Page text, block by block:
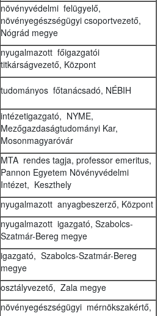
növényvédelmi felügyelő,
növényegészségügyi csoportvezető,
Nógrád megye
nyugalmazott főigazgatói
titkárságvezető, Központ
tudományos főtanácsadó, NÉBIH
intézetigazgató, NYME,
Mezőgazdaságtudományi Kar,
Mosonmagyaróvár
MTA rendes tagja, professor emeritus,
Pannon Egyetem Növényvédelmi
Intézet, Keszthely
nyugalmazott anyagbeszerző, Központ
nyugalmazott igazgató, Szabolcs-
Szatmár-Bereg megye
igazgató, Szabolcs-Szatmár-Bereg
megye
osztályvezető, Zala megye
növényegészségügyi mérnökszakértő,